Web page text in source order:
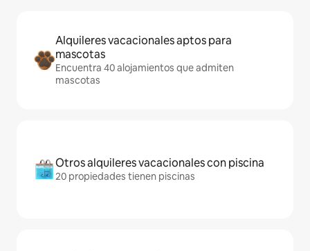
Alquileres vacacionales aptos para
mascotas
Encuentra 40 alojamientos que admiten
mascotas
Otros alquileres vacacionales con piscina
20 propiedades tienen piscinas